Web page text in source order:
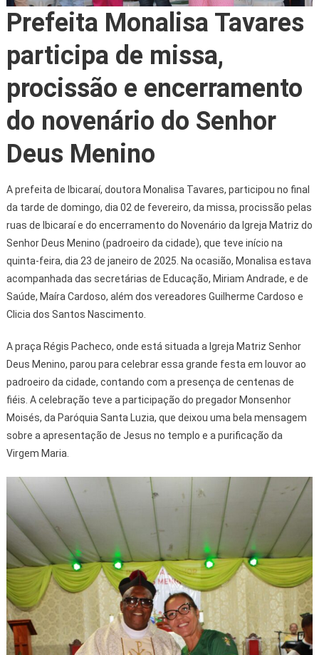
Prefeita Monalisa Tavares
participa de missa,
procissão e encerramento
do novenário do Senhor
Deus Menino
A prefeita de Ibicaraí, doutora Monalisa Tavares, participou no final
da tarde de domingo, dia 02 de fevereiro, da missa, procissão pelas
ruas de Ibicaraí e do encerramento do Novenário da Igreja Matriz do
Senhor Deus Menino (padroeiro da cidade), que teve início na
quinta-feira, dia 23 de janeiro de 2025. Na ocasião, Monalisa estava
acompanhada das secretárias de Educação, Miriam Andrade, e de
Saúde, Maíra Cardoso, além dos vereadores Guilherme Cardoso e
Clicia dos Santos Nascimento.
A praça Régis Pacheco, onde está situada a Igreja Matriz Senhor
Deus Menino, parou para celebrar essa grande festa em louvor ao
padroeiro da cidade, contando com a presença de centenas de
fiéis. A celebração teve a participação do pregador Monsenhor
Moisés, da Paróquia Santa Luzia, que deixou uma bela mensagem
sobre a apresentação de Jesus no templo e a purificação da
Virgem Maria.